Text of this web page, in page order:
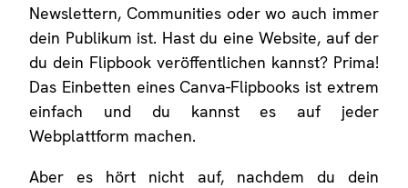
Newslettern, Communities oder wo auch immer
dein Publikum ist. Hast du eine Website, auf der
du dein Flipbook veröffentlichen kannst? Prima!
Das Einbetten eines Canva-Flipbooks ist extrem
einfach und du kannst es auf jeder
Webplattform machen.
Aber es hört nicht auf, nachdem du dein